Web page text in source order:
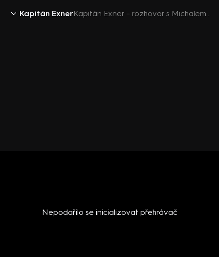
Kapitán Exner Kapitán Exner – rozhovor s Michalem Dlouhým
Nepodařilo se inicializovat přehrávač